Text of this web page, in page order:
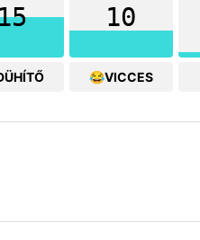
10
😂VICCES